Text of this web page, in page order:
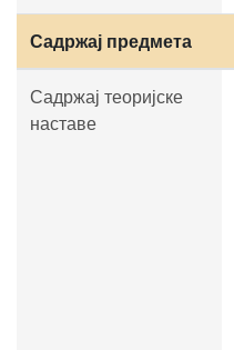
Садржај предмета
Садржај теоријске
наставе